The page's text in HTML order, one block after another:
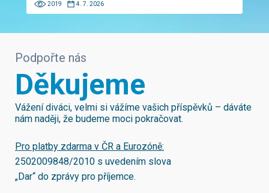
2019 4. 7. 2026
Podpořte nás
Děkujeme
Vážení diváci, velmi si vážíme vašich příspěvků – dáváte
nám naději, že budeme moci pokračovat.
Pro platby zdarma v ČR a Eurozóně:
2502009848/2010 s uvedením slova
„Dar“ do zprávy pro příjemce.